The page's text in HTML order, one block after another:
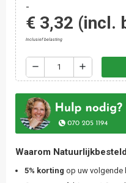
-
€ 3,32 (incl.
Inclusief belasting
remove add
Waarom
5% korting op uw volgende